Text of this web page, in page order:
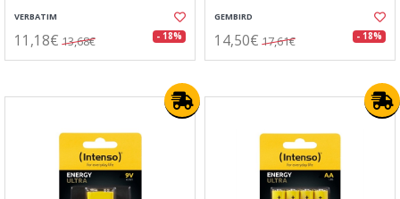
VERBATIM
11,18€ 13,68€ - 18%
GEMBIRD
14,50€ 17,61€ - 18%